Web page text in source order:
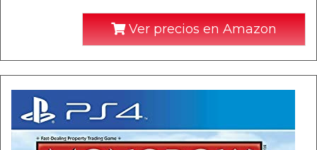
Ver precios en Amazon